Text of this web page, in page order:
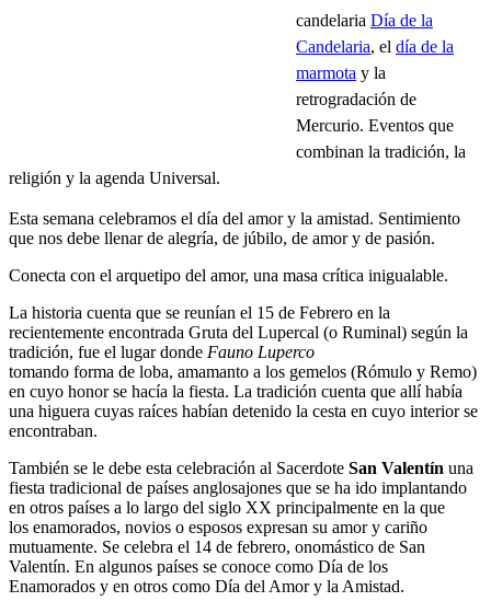
candelaria Día de la
Candelaria, el día de la
marmota y la
retrogradación de
Mercurio. Eventos que
combinan la tradición, la
religión y la agenda Universal.
Esta semana celebramos el día del amor y la amistad. Sentimiento
que nos debe llenar de alegría, de júbilo, de amor y de pasión.
Conecta con el arquetipo del amor, una masa crítica inigualable.
La historia cuenta que se reunían el 15 de Febrero en la
recientemente encontrada Gruta del Lupercal (o Ruminal) según la
tradición, fue el lugar donde Fauno Luperco
tomando forma de loba, amamanto a los gemelos (Rómulo y Remo)
en cuyo honor se hacía la fiesta. La tradición cuenta que allí había
una higuera cuyas raíces habían detenido la cesta en cuyo interior se
encontraban.
También se le debe esta celebración al Sacerdote San Valentín una
fiesta tradicional de países anglosajones que se ha ido implantando
en otros países a lo largo del siglo XX principalmente en la que
los enamorados, novios o esposos expresan su amor y cariño
mutuamente. Se celebra el 14 de febrero, onomástico de San
Valentín. En algunos países se conoce como Día de los
Enamorados y en otros como Día del Amor y la Amistad.